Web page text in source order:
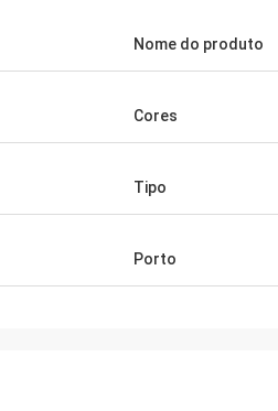
Nome do produto
Cores
Tipo
Porto